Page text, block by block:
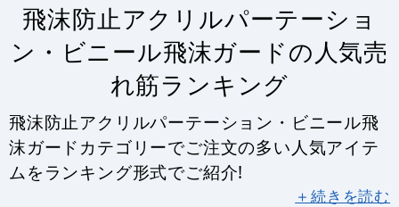
飛沫防止アクリルパーテーショ
ン・ビニール飛沫ガードの人気売
れ筋ランキング
飛沫防止アクリルパーテーション・ビニール飛
沫ガードカテゴリーでご注文の多い人気アイテ
ムをランキング形式でご紹介!
＋続きを読む